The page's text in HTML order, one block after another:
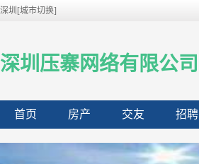
深圳[城市切换]
深圳压寨网络有限公司
首页 房产 交友 招聘